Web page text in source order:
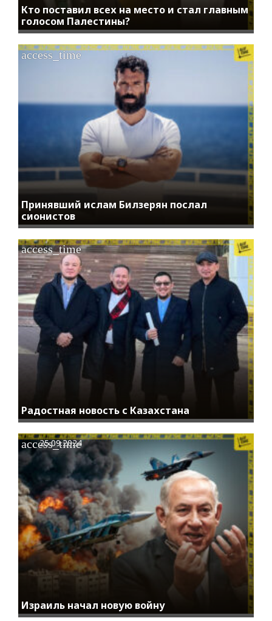
Кто поставил всех на место и стал главным
голосом Палестины?
Принявший ислам Билзерян послал
сионистов
access_time
Радостная новость с Казахстана
access_time
Израиль начал новую войну
access_time
25.09.2024